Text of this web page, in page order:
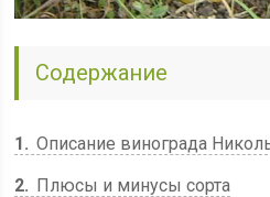
Содержание
1
Описание винограда
2
Плюсы и минусы сорта